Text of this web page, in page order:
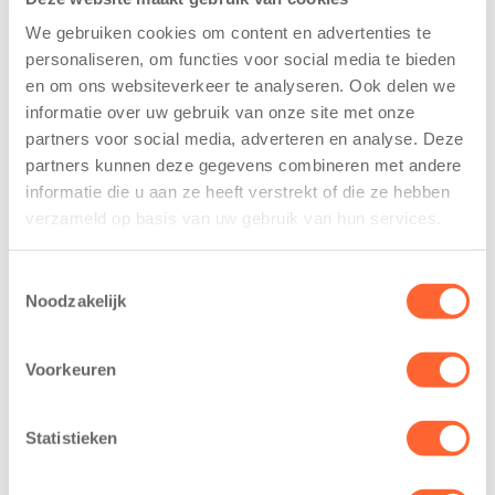
We gebruiken cookies om content en advertenties te
personaliseren, om functies voor social media te bieden
en om ons websiteverkeer te analyseren. Ook delen we
informatie over uw gebruik van onze site met onze
partners voor social media, adverteren en analyse. Deze
partners kunnen deze gegevens combineren met andere
informatie die u aan ze heeft verstrekt of die ze hebben
verzameld op basis van uw gebruik van hun services.
Noodzakelijk
Voorkeuren
Statistieken
Avontuurlijke plek
Als kinderen groter worden, groeit ook de wereld om
hen heen. De peuteropvang It Sinnebern is een
avontuurlijke plek, gericht op de ontwikkeling van
kinderen. Het is vooral een gezellige plaats om andere
kinderen en volwassenen te ontmoeten. Je kind leert
er sociale vaardigheden zoals; voor zichzelf opkomen,
speelgoed delen, op je beurt wachten en
samenspelen. We hebben een prachtige
buitenspeelplaats met genoeg speelmaterialen en
een grote zandbak. Onze locatie beschikt over een
buitenspeelplaats in de frisse buitenlucht hebben we
ook een unieke buitenspeelplek onder een prachtige
glazen kap. Hier kunnen kinderen het hele jaar door
veilig en beschut spelen, terwijl ze toch het gevoel van